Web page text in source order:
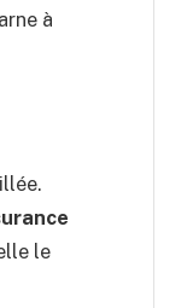
à
le